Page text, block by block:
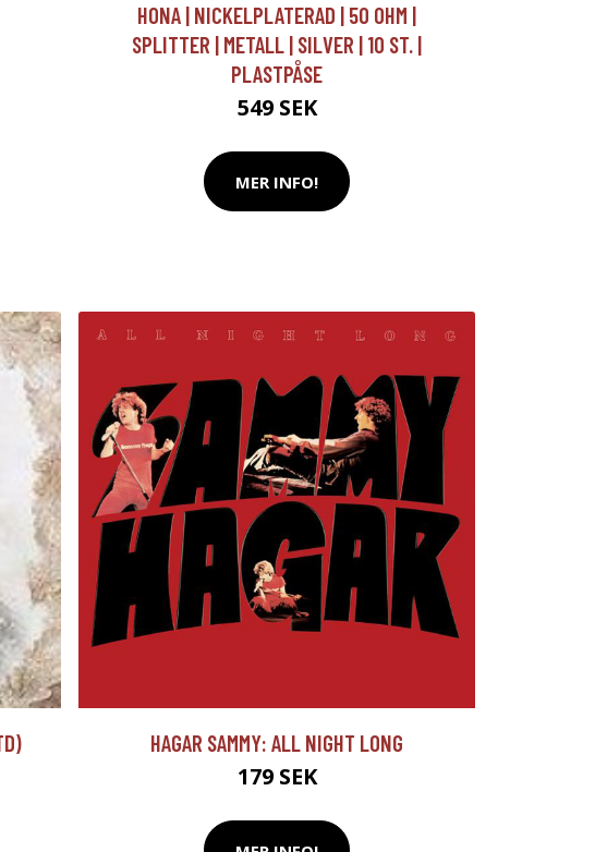
HONA | NICKELPLATERAD | 50 OHM |
SPLITTER | METALL | SILVER | 10 ST. |
PLASTPÅSE
549 SEK
MER INFO!
HAGAR SAMMY: ALL NIGHT LONG
179 SEK